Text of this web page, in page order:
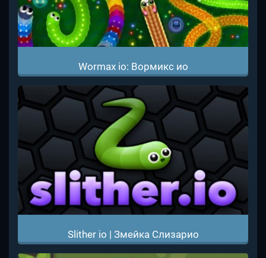
Wormax io: Вормикс ио
Slither io | Змейка Слизарио